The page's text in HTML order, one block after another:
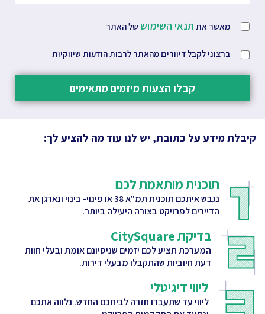
מאשר את תנאי השימוש של האתר
ברצוני לקבל דיוורים מהאתר לרבות הודעות שיווקיות
קבלו הצעות מיזמים מתאימים
קיבלת מידע על כתובת, יש לנו עוד מה להציע לך:
תוכנית מותאמת לכם
נגבש איתכם תוכנית תמ"א 38 או פינוי- בינוי ונארגן את
הדיירים לפרויקט בצורה היעילה ביותר.
בדיקת CitySquare
המערכת תציע לכם יזמים שניסיונם אומת ובעלי חוות
דעת חיוביות שהתקבלו מבעלי דירות.
ליווי דיגיטלי
ליווי עד שתעברו חזרה לביתכם החדש. נלווה אתכם